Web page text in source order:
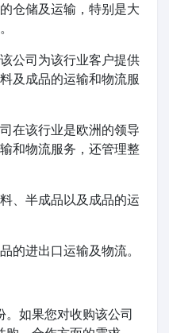
仓储及运输，特别是大
该公司为该行业客户提供
及成品的运输和物流服
司在该行业是欧洲的领导
和物流服务，还管理整
料、半成品以及成品的运
的进出口运输及物流。
如果您对收购该公司